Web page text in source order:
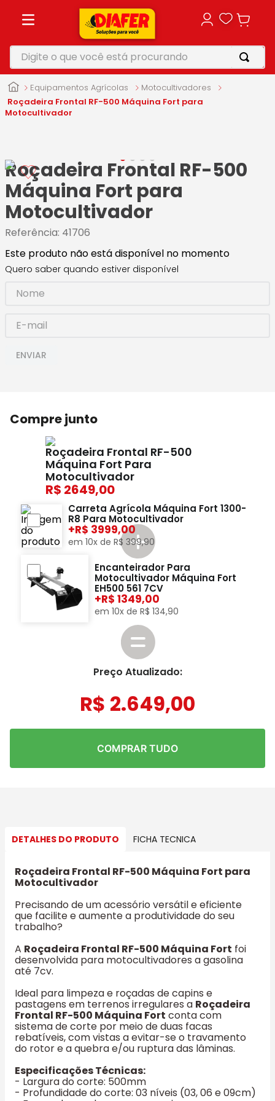
Digite o que você está procurando
Equipamentos Agrícolas
Motocultivadores
Roçadeira Frontal RF-500 Máquina Fort para
Motocultivador
Roçadeira Frontal RF-500
Máquina Fort para
Motocultivador
Referência: 41706
Este produto não está disponível no momento
Quero saber quando estiver disponível
ENVIAR
Compre junto
Roçadeira Frontal RF-500
Máquina Fort Para
Motocultivador
2649,00
Carreta Agrícola Máquina Fort 1300-
R8 Para Motocultivador
+ 3999,00
em10x deR$ 399,90
Encanteirador Para
Motocultivador Máquina Fort
EH500 561 7CV
+ 1349,00
em 10x de R$ 134,90
Preço Atualizado:
R$ 2.649,00
COMPRAR TUDO
DETALHES DO PRODUTO FICHA TECNICA
Roçadeira Frontal RF-500 Máquina Fort para
Motocultivador
Precisando de um acessório versátil e eficiente
que facilite e aumente a produtividade do seu
trabalho?
A Roçadeira Frontal RF-500 Máquina Fort foi
desenvolvida para motocultivadores a gasolina
até 7cv.
Ideal para limpeza e roçadas de capins e
pastagens em terrenos irregulares a Roçadeira
Frontal RF-500 Máquina Fort conta com
sistema de corte por meio de duas facas
rebatíveis, com vistas a evitar-se o travamento
do rotor e a quebra e/ou ruptura das lâminas.
Especificações Técnicas:
- Largura do corte: 500mm
- Profundidade do corte: 03 níveis (03, 06 e 09cm)
1º
motosserra
4º
makita
5º furadeira